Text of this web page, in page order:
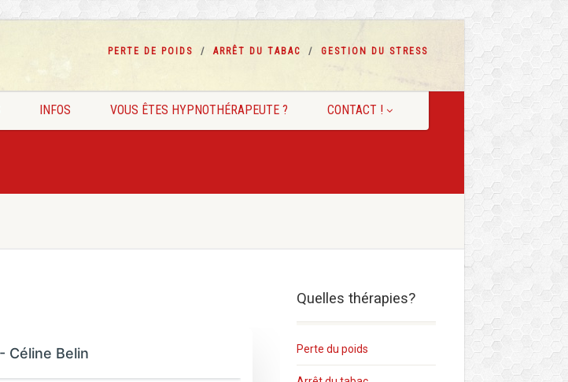
PERTE DE POIDS ARRÊT DU TABAC GESTION DU STRESS
INFOS VOUS ÊTES HYPNOTHÉRAPEUTE ? CONTACT !
Quelles thérapies?
Perte du poids